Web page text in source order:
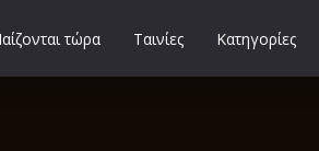
τώρα Ταινίες Κατηγορίες